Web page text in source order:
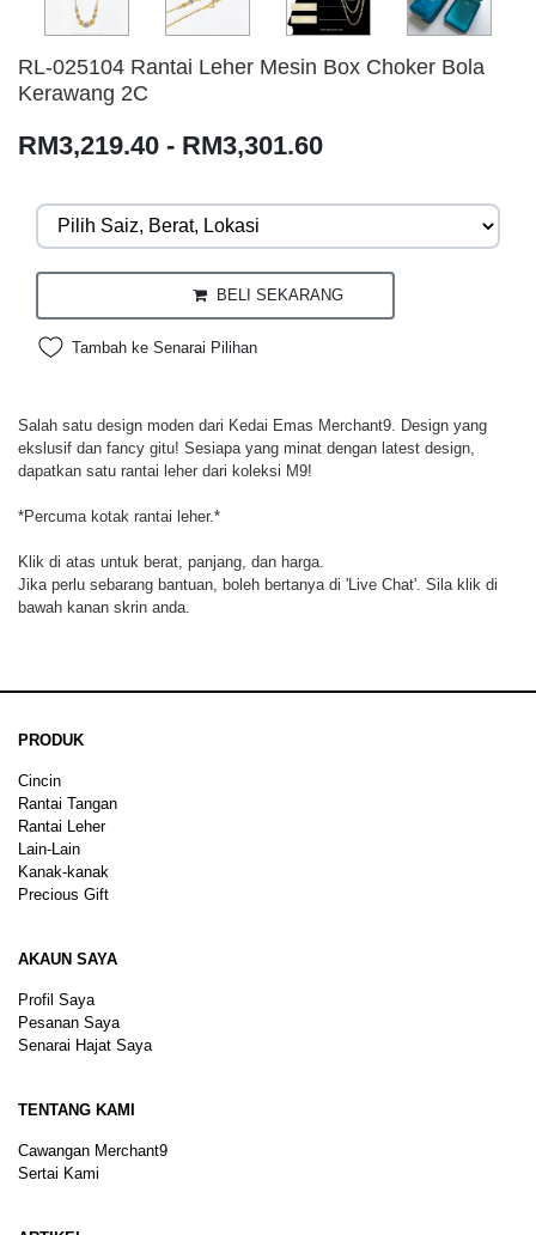
RL-025104 Rantai Leher Mesin Box Choker Bola
Kerawang 2C
RM3,219.40 - RM3,301.60
BELI SEKARANG
Tambah ke Senarai Pilihan
Salah satu design moden dari Kedai Emas Merchant9. Design yang
ekslusif dan fancy gitu! Sesiapa yang minat dengan latest design,
dapatkan satu rantai leher dari koleksi M9!
*Percuma kotak rantai leher.*
Klik di atas untuk berat, panjang, dan harga.
Jika perlu sebarang bantuan, boleh bertanya di 'Live Chat'. Sila klik di
bawah kanan skrin anda.
PRODUK
Cincin
Rantai Tangan
Rantai Leher
Lain-Lain
Kanak-kanak
Precious Gift
AKAUN SAYA
Profil Saya
Pesanan Saya
Senarai Hajat Saya
TENTANG KAMI
Cawangan Merchant9
Sertai Kami